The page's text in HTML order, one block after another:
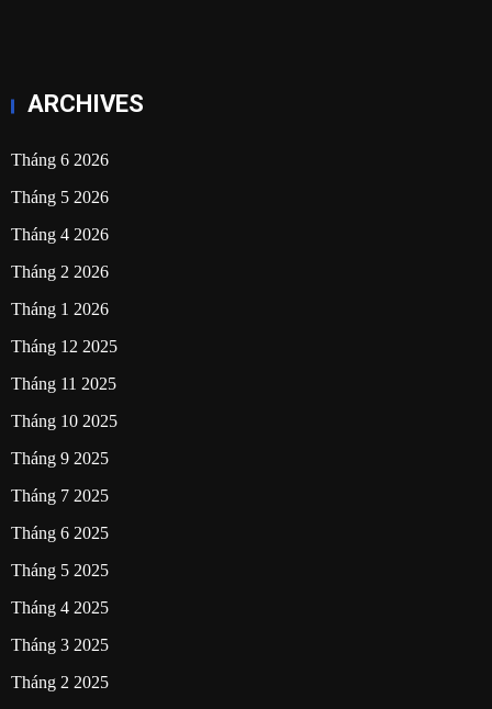
ARCHIVES
Tháng 6 2026
Tháng 5 2026
Tháng 4 2026
Tháng 2 2026
Tháng 1 2026
Tháng 12 2025
Tháng 11 2025
Tháng 10 2025
Tháng 9 2025
Tháng 7 2025
Tháng 6 2025
Tháng 5 2025
Tháng 4 2025
Tháng 3 2025
Tháng 2 2025